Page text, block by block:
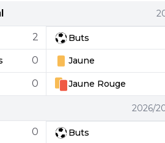
2 Buts
0 Jaune
0 Jaune Rouge
2026/
0 Buts